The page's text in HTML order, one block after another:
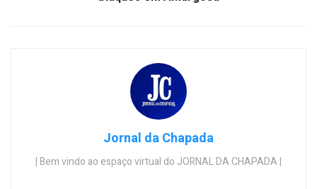
Jornal da Chapada
| Bem vindo ao espaço virtual do JORNAL DA CHAPADA |